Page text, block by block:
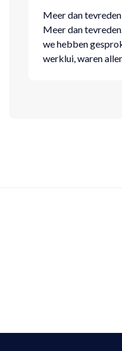
Meer dan tevreden
Meer dan
we hebben
werklui, waren